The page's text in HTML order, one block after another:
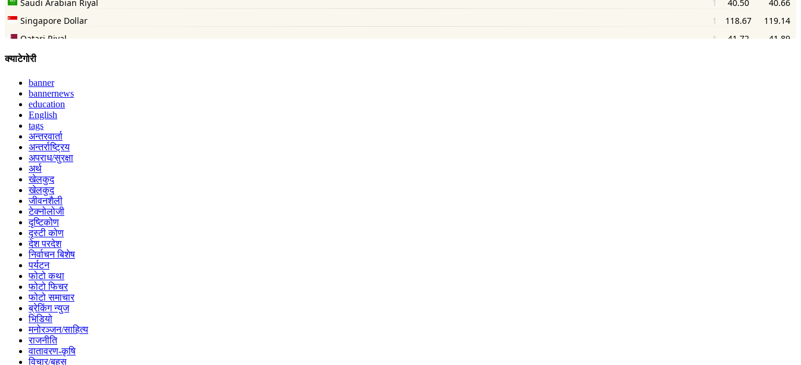
क्याटेगोरी
banner
bannernews
education
English
tags
अन्तरवार्ता
अन्तर्राष्ट्रिय
अपराध/सुरक्षा
अर्थ
खेलकुद
खेलकुद
जीवनशैली
टेक्नोलोजी
दृष्टिकोण
दृस्टी कोण
देश परदेश
निर्वाचन बिशेष
पर्यटन
फोटो कथा
फोटो फिचर
फोटो समाचार
ब्रेकिंग न्युज
भिडियो
मनोरञ्जन/साहित्य
राजनीति
वातावरण-कृषि
विचार/बहस